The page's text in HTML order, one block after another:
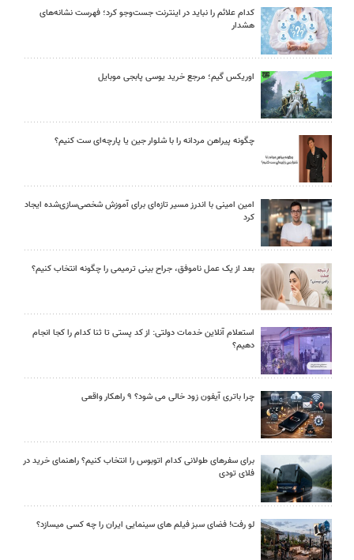
کدام علائم را نباید در اینترنت جست‌وجو کرد؛ فهرست نشانه‌های
هشدار
اوریکس گیم؛ مرجع خرید یوسی پابجی موبایل
چگونه پیراهن مردانه را با شلوار جین یا پارچه‌ای ست کنیم؟
امین امینی با اندرز مسیر تازه‌ای برای آموزش شخصی‌سازی‌شده ایجاد
کرد
بعد از یک عمل ناموفق، جراح بینی ترمیمی را چگونه انتخاب کنیم؟
استعلام آنلاین خدمات دولتی: از کد پستی تا ثنا کدام را کجا انجام
دهیم؟
چرا باتری آیفون زود خالی می شود؟ ۹ راهکار واقعی
برای سفرهای طولانی کدام اتوبوس را انتخاب کنیم؟ راهنمای خرید در
فلای تودی
لو رفت! فضای سبز فیلم های سینمایی ایران را چه کسی میسازد؟